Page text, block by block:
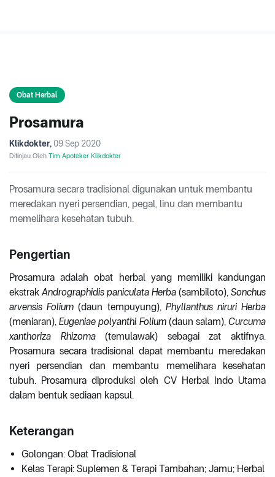
Obat Herbal
Prosamura
Klikdokter, 09 Sep 2020
Ditinjau Oleh Tim Apoteker Klikdokter
Prosamura secara tradisional digunakan untuk membantu
meredakan nyeri persendian, pegal, linu dan membantu
memelihara kesehatan tubuh.
Pengertian
Prosamura adalah obat herbal yang memiliki kandungan
ekstrak Andrographidis paniculata Herba (sambiloto), Sonchus
arvensis Folium (daun tempuyung), Phyllanthus niruri Herba
(meniaran),Eugeniae polyanthi Folium(daun salam),Curcuma
xanthoriza Rhizoma(temulawak) sebagai zat aktifnya.
Prosamura secara tradisional dapat membantu meredakan
nyeri persendian dan membantu memelihara kesehatan
tubuh. Prosamura diproduksi oleh CV Herbal Indo Utama
dalam bentuk sediaan kapsul.
Keterangan
Golongan: Obat Tradisional
Kelas Terapi: Suplemen & Terapi Tambahan; Jamu; Herbal